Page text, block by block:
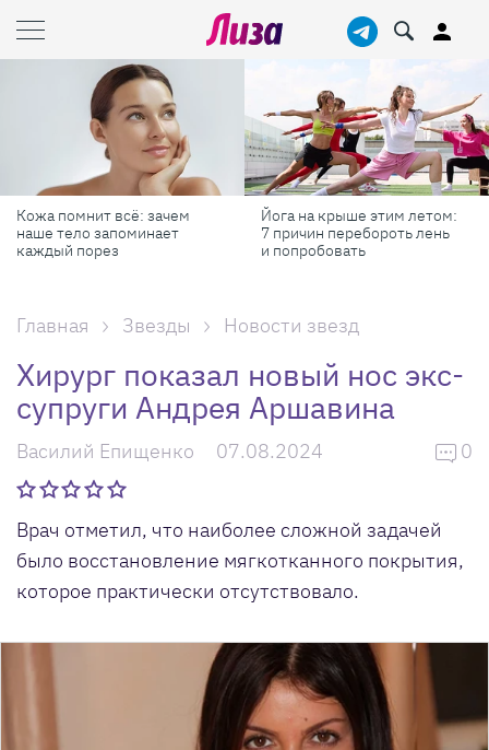
Кожа помнит всё: зачем
наше тело запоминает
каждый порез
Йога на крыше этим летом:
7 причин перебороть лень
и попробовать
Главная Звезды Новости звезд
Хирург показал новый нос экс-
супруги Андрея Аршавина
Василий Епищенко 07.08.2024 0
Врач отметил, что наиболее сложной задачей
было восстановление мягкотканного покрытия,
которое практически отсутствовало.